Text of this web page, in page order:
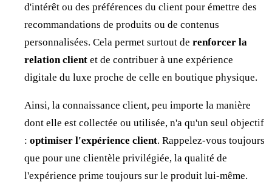
d'intérêt ou des préférences du client pour émettre des
recommandations de produits ou de contenus
personnalisées. Cela permet surtout de renforcer la
relation client et de contribuer à une expérience
digitale du luxe proche de celle en boutique physique.
Ainsi, la connaissance client, peu importe la manière
dont elle est collectée ou utilisée, n'a qu'un seul objectif
: optimiser l'expérience client. Rappelez-vous toujours
que pour une clientèle privilégiée, la qualité de
l'expérience prime toujours sur le produit lui-même.